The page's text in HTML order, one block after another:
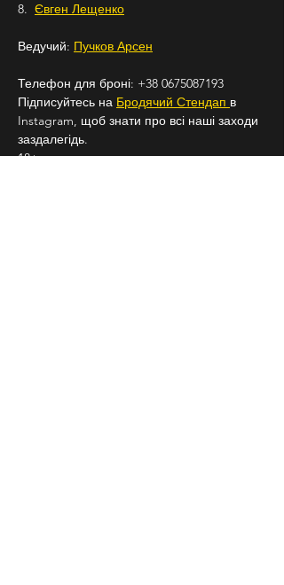
8. Євген Лещенко
Ведучий: Пучков Арсен
Телефон для броні: +38 0675087193
Підписуйтесь на Бродячий Стендап в
Instagram, щоб знати про всі наші заходи
заздалегідь.
18+